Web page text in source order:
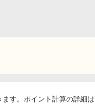
す。ポイント計算の詳細は